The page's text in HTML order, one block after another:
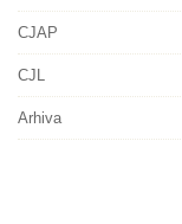
CJAP
CJL
Arhiva